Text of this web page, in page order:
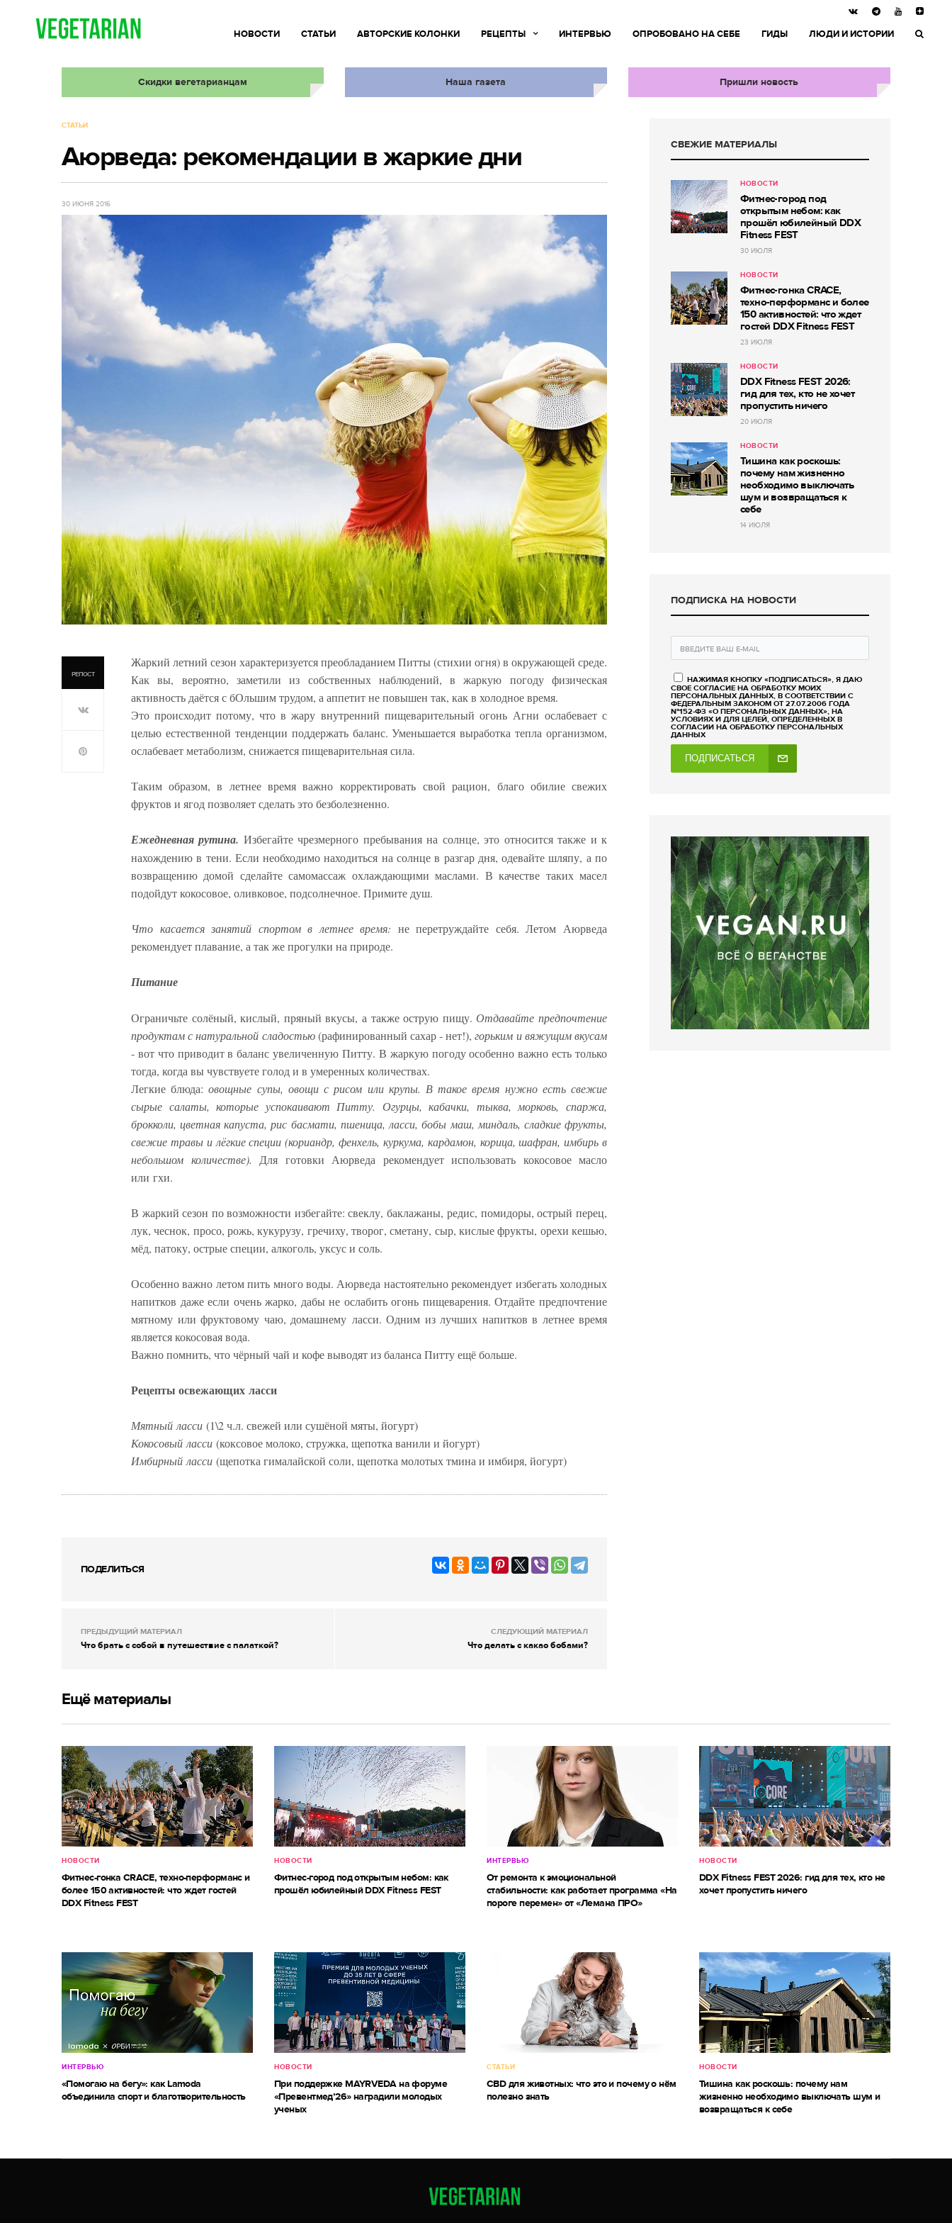
НОВОСТИ СТАТЬИ АВТОРСКИЕ КОЛОНКИ РЕЦЕПТЫ ИНТЕРВЬЮ ОПРОБОВАНО НА СЕБЕ ГИДЫ ЛЮДИ И ИСТОРИИ
Скидки вегетарианцам Наша газета Пришли новость
СТАТЬИ
Аюрведа: рекомендации в жаркие дни
30 ИЮНЯ 2016
РЕПОСТ
Жаркий летний сезон характеризуется преобладанием Питты (стихии огня) в окружающей среде.
Как вы, вероятно, заметили из собственных наблюдений, в жаркую погоду физическая
активность даётся с бОльшим трудом, а аппетит не повышен так, как в холодное время.
Это происходит потому, что в жару внутренний пищеварительный огонь Агни ослабевает с
целью естественной тенденции поддержать баланс. Уменьшается выработка тепла организмом,
ослабевает метаболизм, снижается пищеварительная сила.
Таким образом, в летнее время важно корректировать свой рацион, благо обилие свежих
фруктов и ягод позволяет сделать это безболезненно.
Ежедневная рутина. Избегайте чрезмерного пребывания на солнце, это относится также и к
нахождению в тени. Если необходимо находиться на солнце в разгар дня, одевайте шляпу, а по
возвращению домой сделайте самомассаж охлаждающими маслами. В качестве таких масел
подойдут кокосовое, оливковое, подсолнечное. Примите душ.
Что касается занятий спортом в летнее время: не перетруждайте себя. Летом Аюрведа
рекомендует плавание, а так же прогулки на природе.
Питание
Ограничьте солёный, кислый, пряный вкусы, а также острую пищу.Отдавайте предпочтение
продуктам с натуральной сладостью(рафинированный сахар - нет!),горьким и вяжущим вкусам
- вот что приводит в баланс увеличенную Питту. В жаркую погоду особенно важно есть только
тогда, когда вы чувствуете голод и в умеренных количествах.
Легкие блюда:овощные супы, овощи с рисом или крупы. В такое время нужно есть свежие
сырые салаты, которые успокаивают Питту. Огурцы, кабачки, тыква, морковь, спаржа,
брокколи, цветная капуста, рис басмати, пшеница, ласси, бобы маш, миндаль, сладкие фрукты,
свежие травы и лёгкие специи (кориандр, фенхель, куркума, кардамон, корица, шафран, имбирь в
небольшом количестве). Для готовки Аюрведа рекомендует использовать кокосовое масло
или гхи.
В жаркий сезон по возможности избегайте: свеклу, баклажаны, редис, помидоры, острый перец,
лук, чеснок, просо, рожь, кукурузу, гречиху, творог, сметану, сыр, кислые фрукты, орехи кешью,
мёд, патоку, острые специи, алкоголь, уксус и соль.
Особенно важно летом пить много воды. Аюрведа настоятельно рекомендует избегать холодных
напитков даже если очень жарко, дабы не ослабить огонь пищеварения. Отдайте предпочтение
мятному или фруктовому чаю, домашнему ласси. Одним из лучших напитков в летнее время
является кокосовая вода.
Важно помнить, что чёрный чай и кофе выводят из баланса Питту ещё больше.
Рецепты освежающих ласси
Мятный ласси (1\2 ч.л. свежей или сушёной мяты, йогурт)
Кокосовый ласси (коксовое молоко, стружка, щепотка ванили и йогурт)
Имбирный ласси (щепотка гималайской соли, щепотка молотых тмина и имбиря, йогурт)
ПОДЕЛИТЬСЯ
ПРЕДЫДУЩИЙ МАТЕРИАЛ
Что брать с собой в путешествие с палаткой?
СЛЕДУЮЩИЙ МАТЕРИАЛ
Что делать с какао бобами?
СВЕЖИЕ МАТЕРИАЛЫ
НОВОСТИ
Фитнес-город под
открытым небом: как
прошёл юбилейный DDX
Fitness FEST
30 ИЮЛЯ
НОВОСТИ
Фитнес-гонка CRACE,
техно-перформанс и более
150 активностей: что ждет
гостей DDX Fitness FEST
23 ИЮЛЯ
НОВОСТИ
DDX Fitness FEST 2026:
гид для тех, кто не хочет
пропустить ничего
20 ИЮЛЯ
НОВОСТИ
Тишина как роскошь:
почему нам жизненно
необходимо выключать
шум и возвращаться к
себе
14 ИЮЛЯ
ПОДПИСКА НА НОВОСТИ
НАЖИМАЯ КНОПКУ «ПОДПИСАТЬСЯ», Я ДАЮ
СВОЕ СОГЛАСИЕ НА ОБРАБОТКУ МОИХ
ПЕРСОНАЛЬНЫХ ДАННЫХ, В СООТВЕТСТВИИ С
ФЕДЕРАЛЬНЫМ ЗАКОНОМ ОТ 27.07.2006 ГОДА
№152-ФЗ «О ПЕРСОНАЛЬНЫХ ДАННЫХ», НА
УСЛОВИЯХ И ДЛЯ ЦЕЛЕЙ, ОПРЕДЕЛЕННЫХ В
СОГЛАСИИ НА ОБРАБОТКУ ПЕРСОНАЛЬНЫХ
ДАННЫХ
ПОДПИСАТЬСЯ
Ещё материалы
НОВОСТИ
Фитнес-гонка CRACE, техно-перформанс и
более 150 активностей: что ждет гостей
DDX Fitness FEST
НОВОСТИ
Фитнес-город под открытым небом: как
прошёл юбилейный DDX Fitness FEST
ИНТЕРВЬЮ
От ремонта к эмоциональной
стабильности: как работает программа «На
пороге перемен» от «Лемана ПРО»
НОВОСТИ
DDX Fitness FEST 2026: гид для тех, кто не
хочет пропустить ничего
ИНТЕРВЬЮ
«Помогаю на бегу»: как Lamoda
объединила спорт и благотворительность
НОВОСТИ
При поддержке MAYRVEDA на форуме
«Превентмед’26» наградили молодых
ученых
СТАТЬИ
CBD для животных: что это и почему о нём
полезно знать
НОВОСТИ
Тишина как роскошь: почему нам
жизненно необходимо выключать шум и
возвращаться к себе